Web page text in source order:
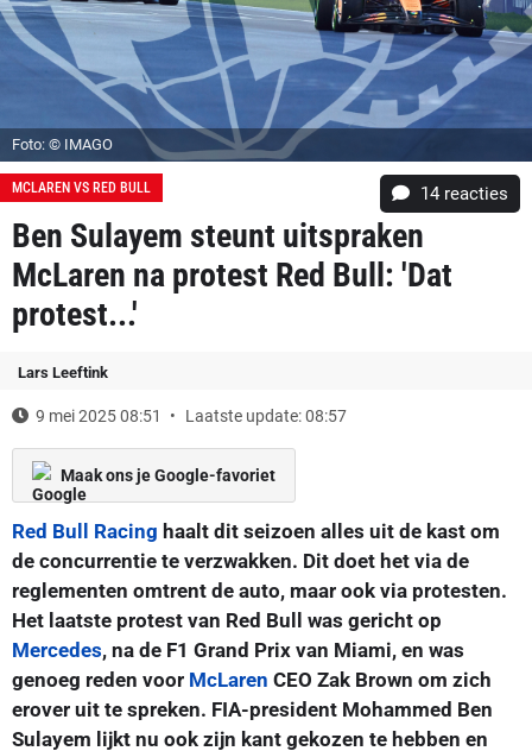
Foto: © IMAGO
MCLAREN VS RED BULL 14 reacties
Ben Sulayem steunt uitspraken
McLaren na protest Red Bull: 'Dat
protest...'
Lars Leeftink
9 mei 2025 08:51 Laatste update: 08:57
Maak ons je Google-favoriet
Red Bull Racing haalt dit seizoen alles uit de kast om
de concurrentie te verzwakken. Dit doet het via de
reglementen omtrent de auto, maar ook via protesten.
Het laatste protest van Red Bull was gericht op
Mercedes, na de F1 Grand Prix van Miami, en was
genoeg reden voor McLaren CEO Zak Brown om zich
erover uit te spreken. FIA-president Mohammed Ben
Sulayem lijkt nu ook zijn kant gekozen te hebben en